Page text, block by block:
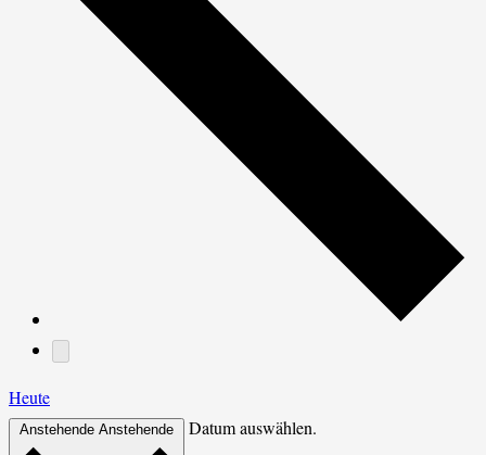
Heute
Anstehende Anstehende Datum auswählen.